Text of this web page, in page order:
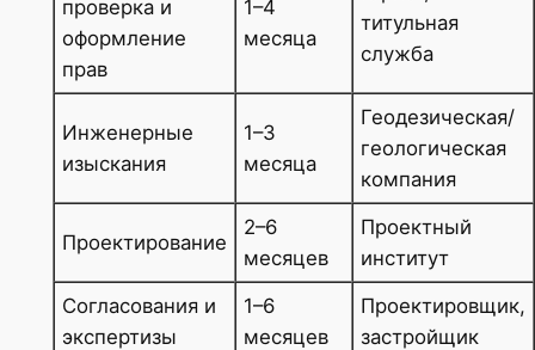
проверка и
оформление
прав
1–4
месяца
титульная
служба
Инженерные
изыскания
1–3
месяца
Геодезическая/
геологическая
компания
Проектирование
2–6
месяцев
Проектный
институт
Согласования и
экспертизы
1–6
месяцев
Проектировщик,
застройщик